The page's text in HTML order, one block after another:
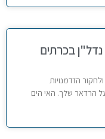
בכרתים
הזדמנויות
הרדאר שלך. האי הים